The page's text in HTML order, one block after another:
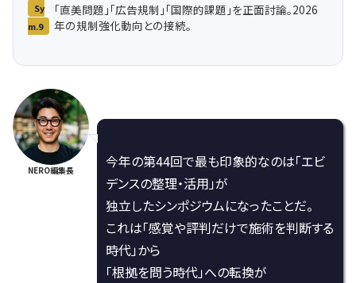
Sy
m.9
「直美問題」「広告規制」「国際的課題」を正面討論。2026
年の規制強化動向との接続。
NERO編集長
今年の第44回で最も印象的なのは「エビ
デンスの整理・活用」が
独立したシンポジウムになったことだ。
これは「感覚や評判だけで施術を判断する
時代」から
「根拠を問う時代」への転換が